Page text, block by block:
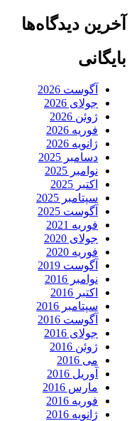
آخرین دیدگاه‌ها
بایگانی
آگوست 2026
جولای 2026
ژوئن 2026
فوریه 2026
ژانویه 2026
دسامبر 2025
نوامبر 2025
اکتبر 2025
سپتامبر 2025
آگوست 2025
فوریه 2021
جولای 2020
فوریه 2020
آگوست 2019
نوامبر 2016
اکتبر 2016
سپتامبر 2016
آگوست 2016
جولای 2016
ژوئن 2016
می 2016
آوریل 2016
مارس 2016
فوریه 2016
ژانویه 2016